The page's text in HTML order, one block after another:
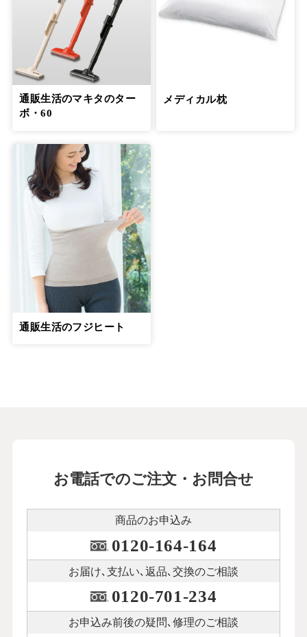
通販生活のマキタのター
ボ・60
メディカル枕
通販生活のフジヒート
お電話でのご注文・お問合せ
商品のお申込み
0120-164-164
お届け､支払い､ 返品､交換のご相談
0120-701-234
お申込み前後の疑問､修理のご相談